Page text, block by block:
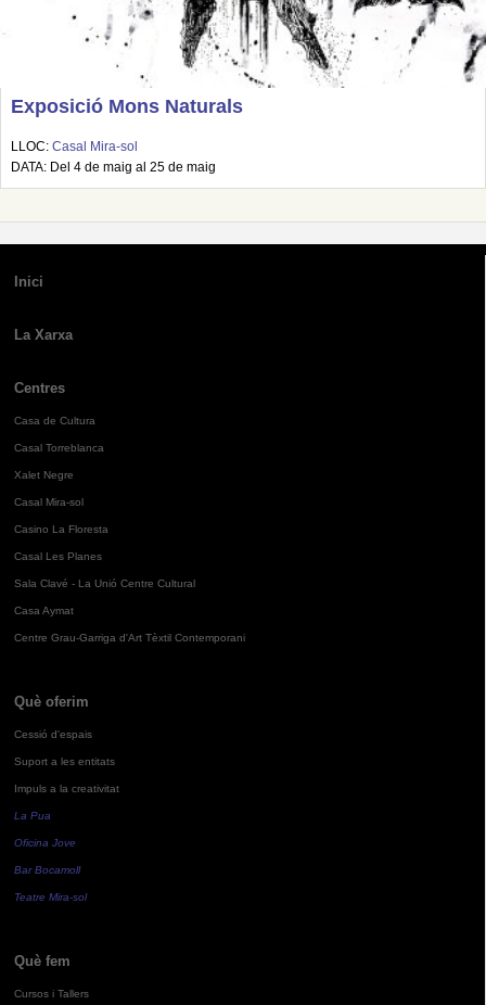
Exposició Mons Naturals
LLOC: Casal Mira-sol
DATA: Del 4 de maig al 25 de maig
Inici
La Xarxa
Centres
Casa de Cultura
Casal Torreblanca
Xalet Negre
Casal Mira-sol
Casino La Floresta
Casal Les Planes
Sala Clavé - La Unió Centre Cultural
Casa Aymat
Centre Grau-Garriga d'Art Tèxtil Contemporani
Què oferim
Cessió d'espais
Suport a les entitats
Impuls a la creativitat
La Pua
Oficina Jove
Bar Bocamoll
Teatre Mira-sol
Què fem
Cursos i Tallers